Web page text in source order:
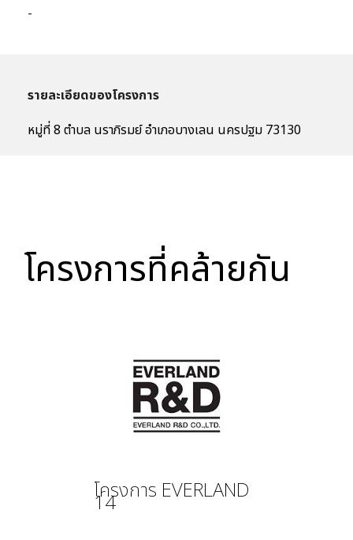
-
รายละเอียดของโครงการ
หมู่ที่ 8 ตำบล นราภิรมย์ อำเภอบางเลน นครปฐม 73130
โครงการที่คล้ายกัน
นฐ.3004 ตำบล ลำพญา อำเภอบางเลน
นครปฐม 73130
โครงการ EVERLAND
14